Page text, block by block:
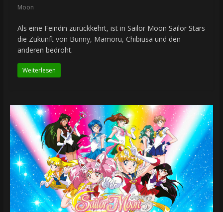
Moon
Als eine Feindin zurückkehrt, ist in Sailor Moon Sailor Stars
die Zukunft von Bunny, Mamoru, Chibiusa und den
anderen bedroht.
Weiterlesen